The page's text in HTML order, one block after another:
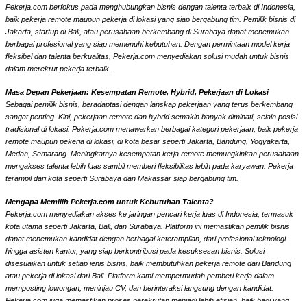
Pekerja.com berfokus pada menghubungkan bisnis dengan talenta terbaik di Indonesia,
baik pekerja remote maupun pekerja di lokasi yang siap bergabung tim. Pemilik bisnis di
Jakarta, startup di Bali, atau perusahaan berkembang di Surabaya dapat menemukan
berbagai profesional yang siap memenuhi kebutuhan. Dengan permintaan model kerja
fleksibel dan talenta berkualitas, Pekerja.com menyediakan solusi mudah untuk bisnis
dalam merekrut pekerja terbaik.
Masa Depan Pekerjaan: Kesempatan Remote, Hybrid, Pekerjaan di Lokasi
Sebagai pemilik bisnis, beradaptasi dengan lanskap pekerjaan yang terus berkembang
sangat penting. Kini, pekerjaan remote dan hybrid semakin banyak diminati, selain posisi
tradisional di lokasi. Pekerja.com menawarkan berbagai kategori pekerjaan, baik pekerja
remote maupun pekerja di lokasi, di kota besar seperti Jakarta, Bandung, Yogyakarta,
Medan, Semarang. Meningkatnya kesempatan kerja remote memungkinkan perusahaan
mengakses talenta lebih luas sambil memberi fleksibilitas lebih pada karyawan. Pekerja
terampil dari kota seperti Surabaya dan Makassar siap bergabung tim.
Mengapa Memilih Pekerja.com untuk Kebutuhan Talenta?
Pekerja.com menyediakan akses ke jaringan pencari kerja luas di Indonesia, termasuk
kota utama seperti Jakarta, Bali, dan Surabaya. Platform ini memastikan pemilik bisnis
dapat menemukan kandidat dengan berbagai keterampilan, dari profesional teknologi
hingga asisten kantor, yang siap berkontribusi pada kesuksesan bisnis. Solusi
disesuaikan untuk setiap jenis bisnis, baik membutuhkan pekerja remote dari Bandung
atau pekerja di lokasi dari Bali. Platform kami mempermudah pemberi kerja dalam
memposting lowongan, meninjau CV, dan berinteraksi langsung dengan kandidat.